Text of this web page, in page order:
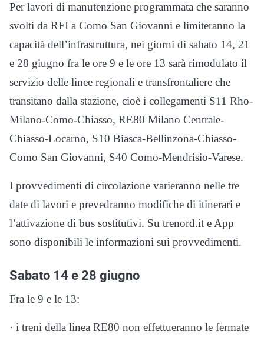
Per lavori di manutenzione programmata che saranno
svolti da RFI a Como San Giovanni e limiteranno la
capacità dell’infrastruttura, nei giorni di sabato 14, 21
e 28 giugno fra le ore 9 e le ore 13 sarà rimodulato il
servizio delle linee regionali e transfrontaliere che
transitano dalla stazione, cioè i collegamenti S11 Rho-
Milano-Como-Chiasso, RE80 Milano Centrale-
Chiasso-Locarno, S10 Biasca-Bellinzona-Chiasso-
Como San Giovanni, S40 Como-Mendrisio-Varese.
I provvedimenti di circolazione varieranno nelle tre
date di lavori e prevedranno modifiche di itinerari e
l’attivazione di bus sostitutivi. Su trenord.it e App
sono disponibili le informazioni sui provvedimenti.
Sabato 14 e 28 giugno
Fra le 9 e le 13:
· i treni della linea RE80 non effettueranno le fermate